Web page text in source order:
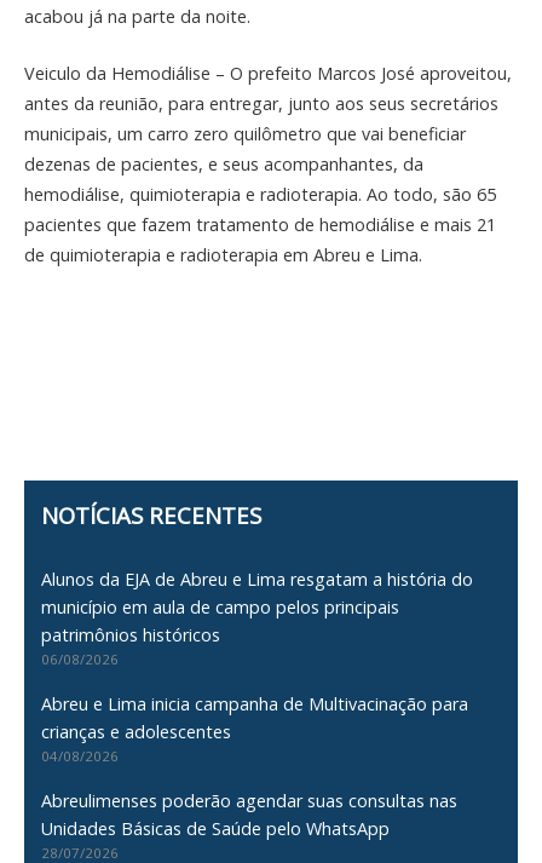
acabou já na parte da noite.
Veiculo da Hemodiálise – O prefeito Marcos José aproveitou,
antes da reunião, para entregar, junto aos seus secretários
municipais, um carro zero quilômetro que vai beneficiar
dezenas de pacientes, e seus acompanhantes, da
hemodiálise, quimioterapia e radioterapia. Ao todo, são 65
pacientes que fazem tratamento de hemodiálise e mais 21
de quimioterapia e radioterapia em Abreu e Lima.
NOTÍCIAS RECENTES
Alunos da EJA de Abreu e Lima resgatam a história do
município em aula de campo pelos principais
patrimônios históricos
06/08/2026
Abreu e Lima inicia campanha de Multivacinação para
crianças e adolescentes
04/08/2026
Abreulimenses poderão agendar suas consultas nas
Unidades Básicas de Saúde pelo WhatsApp
28/07/2026